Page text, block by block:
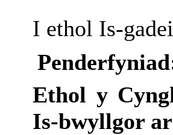
I ethol Is-
Ethol y
Is-bwyllgor